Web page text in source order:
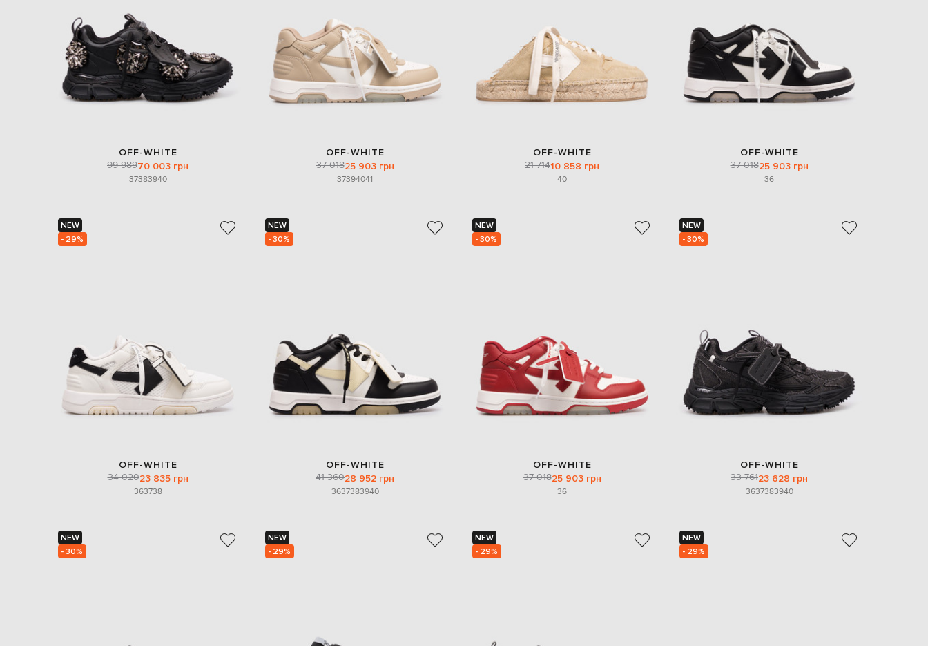
Luxembourg
Spain
OFF-WHITE
99 98970 003 грн
37383940
OFF-WHITE
37 01825 903 грн
37394041
OFF-WHITE
21 71410 858 грн
40
OFF-WHITE
37 01825 903 грн
36
NEW
- 29%
OFF-WHITE
34 02023 835 грн
363738
NEW
- 30%
OFF-WHITE
41 36028 952 грн
3637383940
NEW
- 30%
OFF-WHITE
37 01825 903 грн
36
NEW
- 30%
OFF-WHITE
33 76123 628 грн
3637383940
NEW
- 30%
NEW
- 29%
NEW
- 29%
NEW
- 29%